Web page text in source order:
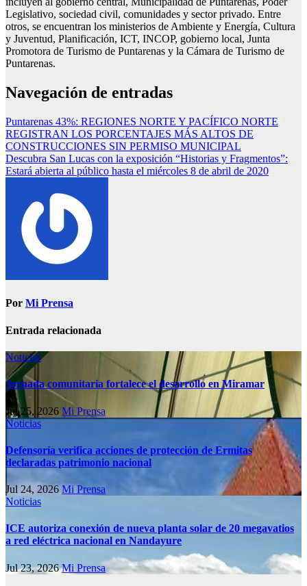
Legislativo, sociedad civil, comunidades y sector privado. Entre
otros, se encuentran los ministerios de Ambiente y Energía, Cultura
y Juventud, Planificación, ICT, INCOP, gobierno local, Junta
Promotora de Turismo de Puntarenas y la Cámara de Turismo de
Puntarenas.
Navegación de entradas
Puntarenas 43%: REGIONES NORTE Y PACÍFICO NORTE
REGISTRAN LOS PORCENTAJES MÁS ALTOS DE
CONSTRUCCIONES SIN PERMISO MUNICIPAL
Descubra San Lucas con la exposición “Historias y Fragmentos”:
Estará abierta al público hasta el miércoles 8 de abril de 2020
Por Mi Prensa
Entrada relacionada
Noticias
Jornada comunitaria fortalece el desarrollo en Miramar
Jul 25, 2026 Mi Prensa
Noticias
Defensoría verifica acciones de protección de Ermitas
declaradas patrimonio nacional
Jul 24, 2026Mi Prensa
Noticias
ICE autoriza conexión de nueva planta solar de 20 megavatios
a red eléctrica nacional en Nandayure
Jul 23, 2026Mi Prensa